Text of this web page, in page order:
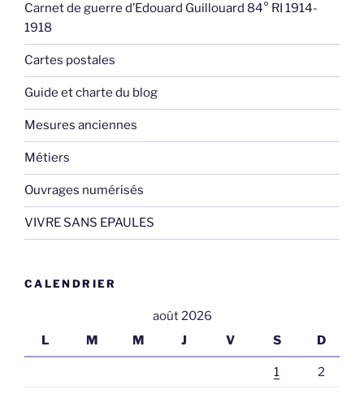
Carnet de guerre d’Edouard Guillouard 84° RI 1914-
1918
Cartes postales
Guide et charte du blog
Mesures anciennes
Métiers
Ouvrages numérisés
VIVRE SANS EPAULES
CALENDRIER
août 2026
L
M M J V S D
1 2